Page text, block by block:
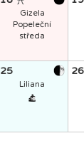
Gizela
Popeleční
středa
25
Liliana
26